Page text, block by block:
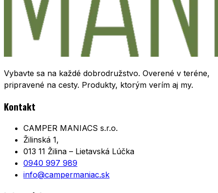
Vybavte sa na každé dobrodružstvo. Overené v teréne,
pripravené na cesty. Produkty, ktorým verím aj my.
Kontakt
CAMPER MANIACS s.r.o.
Žilinská 1,
013 11 Žilina – Lietavská Lúčka
0940 997 989
info@campermaniac.sk